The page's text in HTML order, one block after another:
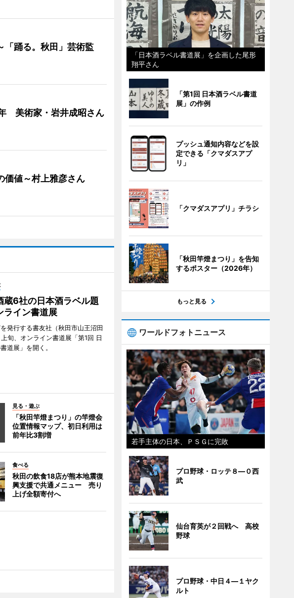
「踊る。秋田」芸術監
美術家・岩井成昭さん
価値～村上雅彦さん
蔵6社の日本酒ラベル題
ライン書道展
発行する書友社（秋田市山王沼田
旬、オンライン書道展「第1回 日
道展」を開く。
見る・遊ぶ
「秋田竿燈まつり」の竿燈会
位置情報マップ、初日利用は
前年比3割増
食べる
秋田の飲食18店が熊本地震復
興支援で共通メニュー 売り
上げ全額寄付へ
「日本酒ラベル書道展」を企画した尾形
翔平さん
「第1回 日本酒ラベル書道
展」の作例
プッシュ通知内容などを設
定できる「クマダスアプ
リ」
「クマダスアプリ」チラシ
「秋田竿燈まつり」を告知
するポスター（2026年）
もっと見る
ワールドフォトニュース
若手主体の日本、ＰＳＧに完敗
プロ野球・ロッテ８―０西
武
仙台育英が２回戦へ 高校
野球
プロ野球・中日４―１ヤク
ルト